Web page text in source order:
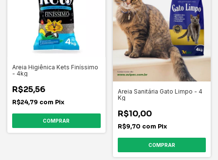
Areia Higiênica Kets Finíssimo
- 4kg
R$25,56
R$24,79 com Pix
Areia Sanitária Gato Limpo - 4
Kg
R$10,00
R$9,70 com Pix